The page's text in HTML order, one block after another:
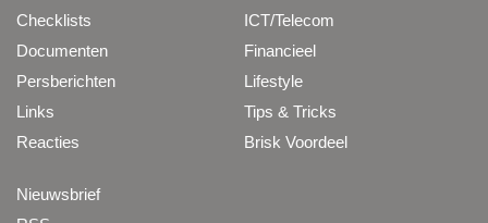
Checklists
Documenten
Persberichten
Links
Reacties
ICT/Telecom
Financieel
Lifestyle
Tips & Tricks
Brisk Voordeel
Nieuwsbrief